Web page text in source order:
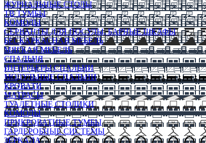
ЖУРНАЛЬНЫЕ СТОЛЫ
ТВ ТУМБЫ
КОМОДЫ
СЕРВАНТЫ ДЛЯ ПОСУДЫ, БАРНЫЕ ШКАФЫ
БЕСКАРКАСНАЯ МЕБЕЛЬ
МЯГКАЯ МЕБЕЛЬ
СПАЛЬНЯ
ИНТЕРЬЕРЫ СПАЛЬНИ
МОДУЛЬНЫЕ СПАЛЬНИ
КРОВАТИ
МАТРАСЫ
ТУАЛЕТНЫЕ СТОЛИКИ
КОМОДЫ
ПРИКРОВАТНЫЕ ТУМБЫ
ГАРДЕРОБНЫЕ СИСТЕМЫ
ЗЕРКАЛА